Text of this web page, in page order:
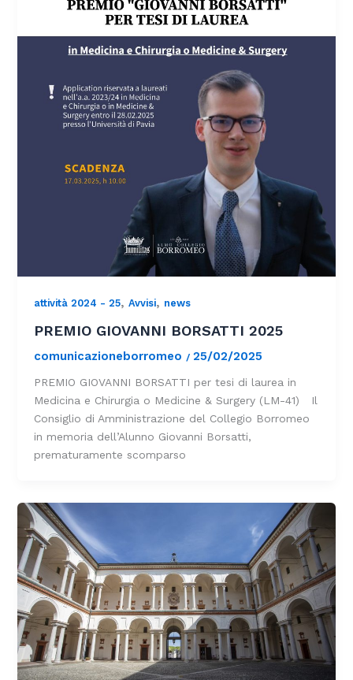
attività 2024 - 25, Avvisi, news
PREMIO GIOVANNI BORSATTI 2025
comunicazioneborromeo / 25/02/2025
PREMIO GIOVANNI BORSATTI per tesi di laurea in
Medicina e Chirurgia o Medicine & Surgery (LM-41) Il
Consiglio di Amministrazione del Collegio Borromeo
in memoria dell’Alunno Giovanni Borsatti,
prematuramente scomparso